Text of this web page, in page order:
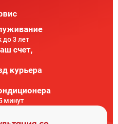
до 3 лет
счет,
курьера
минут